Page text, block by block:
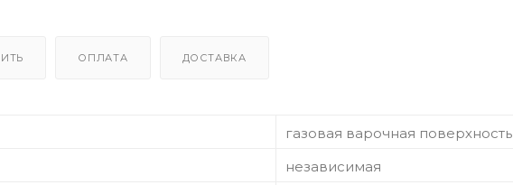
ОПЛАТА ДОСТАВКА
газовая варочная поверхность
независимая